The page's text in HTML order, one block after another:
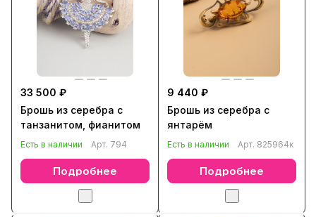
33 500 ₽
Брошь из серебра с
танзанитом, фианитом
Есть в наличии Арт. 794
Подробнее
9 440 ₽
Брошь из серебра с
янтарём
Есть в наличии Арт. 825964к
Подробнее